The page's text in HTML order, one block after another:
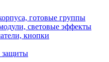
готовые группы
световые эффекты
кнопки
защиты